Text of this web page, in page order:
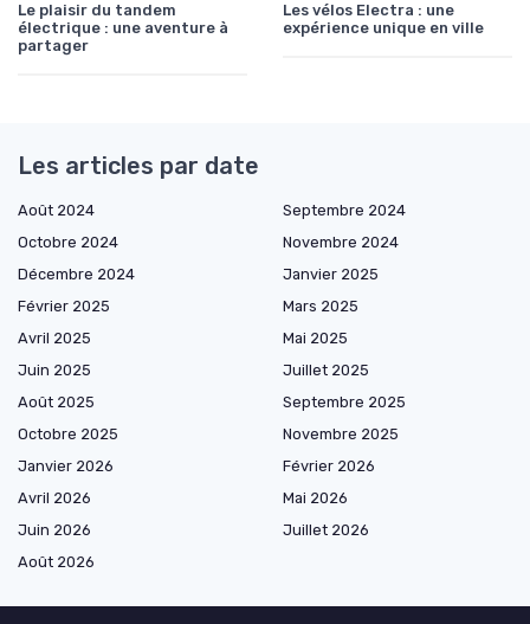
Le plaisir du tandem
électrique : une aventure à
partager
Les vélos Electra : une
expérience unique en ville
Les articles par date
Août 2024
Septembre 2024
Octobre 2024
Novembre 2024
Décembre 2024
Janvier 2025
Février 2025
Mars 2025
Avril 2025
Mai 2025
Juin 2025
Juillet 2025
Août 2025
Septembre 2025
Octobre 2025
Novembre 2025
Janvier 2026
Février 2026
Avril 2026
Mai 2026
Juin 2026
Juillet 2026
Août 2026